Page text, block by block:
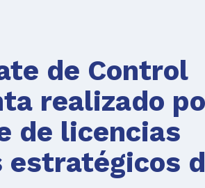
de Control
realizado
de licencias
estratégicos